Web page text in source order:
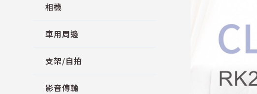
相機
車用周邊
支架/自拍
影音傳輸